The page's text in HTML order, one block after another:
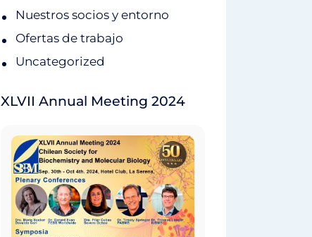
Nuestros socios y entorno
Ofertas de trabajo
Uncategorized
XLVII Annual Meeting 2024